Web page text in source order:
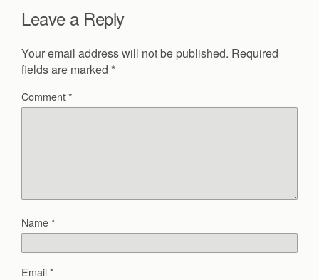
Leave a Reply
Your email address will not be published. Required
fields are marked *
Comment*
Name*
Email*